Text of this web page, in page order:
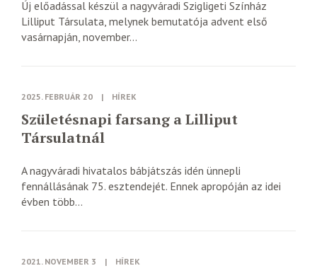
Új előadással készül a nagyváradi Szigligeti Színház
Lilliput Társulata, melynek bemutatója advent első
vasárnapján, november...
2025. FEBRUÁR 20 | HÍREK
Születésnapi farsang a Lilliput
Társulatnál
A nagyváradi hivatalos bábjátszás idén ünnepli
fennállásának 75. esztendejét. Ennek apropóján az idei
évben több...
2021. NOVEMBER 3 | HÍREK